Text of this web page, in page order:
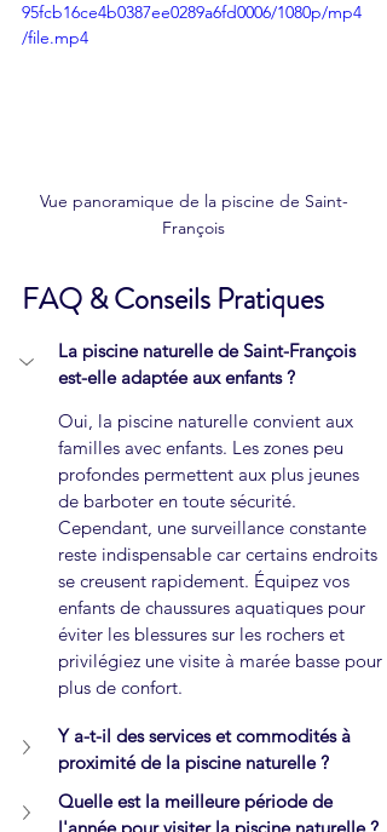
95fcb16ce4b0387ee0289a6fd0006/1080p/mp4
/file.mp4
Vue panoramique de la piscine de Saint-
François
FAQ & Conseils Pratiques
La piscine naturelle de Saint-François
est-elle adaptée aux enfants ?
Oui, la piscine naturelle convient aux
familles avec enfants. Les zones peu
profondes permettent aux plus jeunes
de barboter en toute sécurité.
Cependant, une surveillance constante
reste indispensable car certains endroits
se creusent rapidement. Équipez vos
enfants de chaussures aquatiques pour
éviter les blessures sur les rochers et
privilégiez une visite à marée basse pour
plus de confort.
Y a-t-il des services et commodités à
proximité de la piscine naturelle ?
Quelle est la meilleure période de